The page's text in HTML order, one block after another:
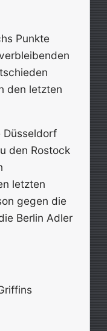
Punkte
den letzten
Düsseldorf
den Rostock
letzten
gegen die
Berlin Adler